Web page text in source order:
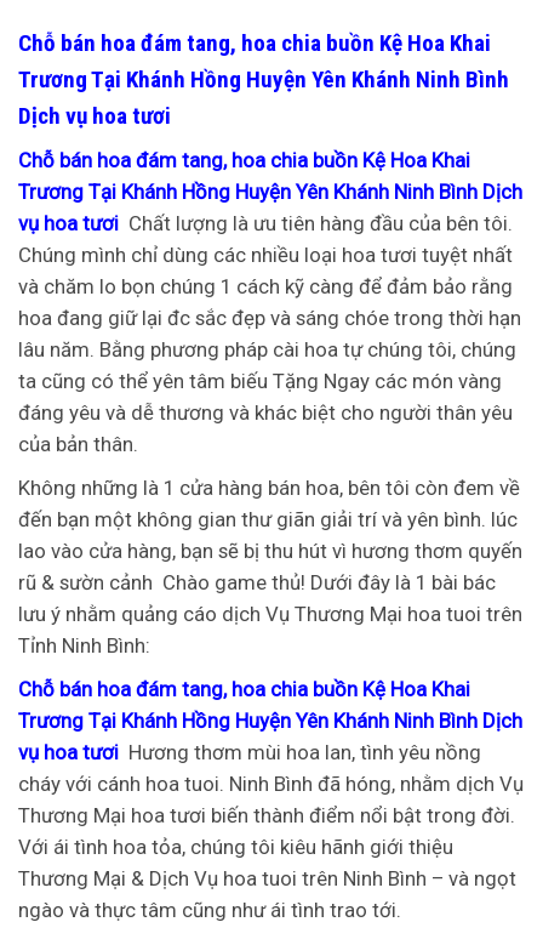
Chỗ bán hoa đám tang, hoa chia buồn Kệ Hoa Khai
Trương Tại Khánh Hồng Huyện Yên Khánh Ninh Bình
Dịch vụ hoa tươi
Chỗ bán hoa đám tang, hoa chia buồn Kệ Hoa Khai
Trương Tại Khánh Hồng Huyện Yên Khánh Ninh Bình Dịch
vụ hoa tươi Chất lượng là ưu tiên hàng đầu của bên tôi.
Chúng mình chỉ dùng các nhiều loại hoa tươi tuyệt nhất
và chăm lo bọn chúng 1 cách kỹ càng để đảm bảo rằng
hoa đang giữ lại đc sắc đẹp và sáng chóe trong thời hạn
lâu năm. Bằng phương pháp cài hoa tự chúng tôi, chúng
ta cũng có thể yên tâm biếu Tặng Ngay các món vàng
đáng yêu và dễ thương và khác biệt cho người thân yêu
của bản thân.
Không những là 1 cửa hàng bán hoa, bên tôi còn đem về
đến bạn một không gian thư giãn giải trí và yên bình. lúc
lao vào cửa hàng, bạn sẽ bị thu hút vì hương thơm quyến
rũ & sườn cảnh Chào game thủ! Dưới đây là 1 bài bác
lưu ý nhằm quảng cáo dịch Vụ Thương Mại hoa tuoi trên
Tỉnh Ninh Bình:
Chỗ bán hoa đám tang, hoa chia buồn Kệ Hoa Khai
Trương Tại Khánh Hồng Huyện Yên Khánh Ninh Bình Dịch
vụ hoa tươi Hương thơm mùi hoa lan, tình yêu nồng
cháy với cánh hoa tuoi. Ninh Bình đã hóng, nhằm dịch Vụ
Thương Mại hoa tươi biến thành điểm nổi bật trong đời.
Với ái tình hoa tỏa, chúng tôi kiêu hãnh giới thiệu
Thương Mại & Dịch Vụ hoa tuoi trên Ninh Bình – và ngọt
ngào và thực tâm cũng như ái tình trao tới.